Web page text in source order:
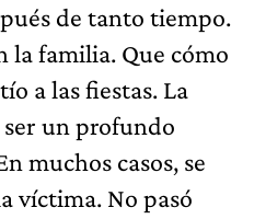
de tanto tiempo.
la familia. Que cómo
a las fiestas. La
un profundo
muchos casos, se
víctima. No pasó